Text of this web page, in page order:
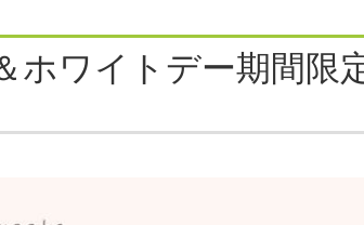
ワイトデー期間限